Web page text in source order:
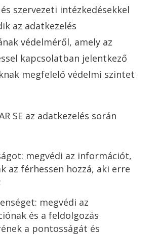
szervezeti intézkedésekkel
az adatkezelés
védelméről, amely az
kapcsolatban jelentkező
megfelelő védelmi szintet
SE az adatkezelés során
megvédi az információt,
az férhessen hozzá, aki erre
megvédi az
és a feldolgozás
a pontosságát és